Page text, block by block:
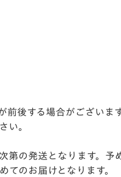
後する場合がございま
い。
の発送となります。予
のお届けとなります。